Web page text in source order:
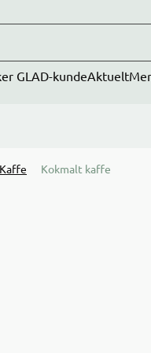
GLAD-kundeAktueltMer
Kaffe Kokmalt kaffe